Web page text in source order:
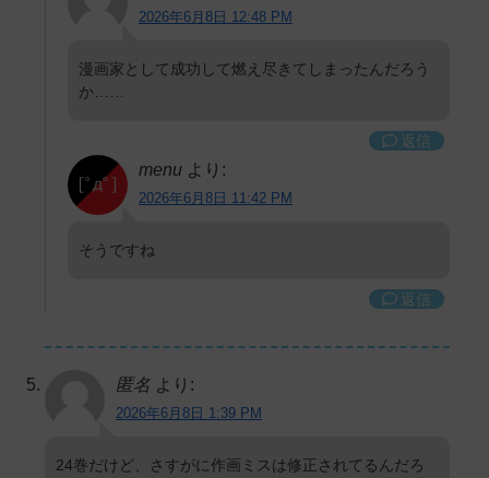
2026年6月8日 12:48 PM
漫画家として成功して燃え尽きてしまったんだろう
か……
返信
menu より:
2026年6月8日 11:42 PM
そうですね
返信
匿名 より:
2026年6月8日 1:39 PM
24巻だけど、さすがに作画ミスは修正されてるんだろ